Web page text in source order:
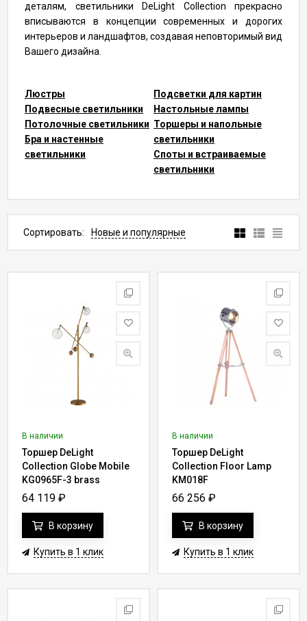
деталям, светильники DeLight Collection прекрасно
вписываются в концепции современных и дорогих
интерьеров и ландшафтов, создавая неповторимый вид
Вашего дизайна.
Люстры
Подвесные светильники
Потолочные светильники
Бра и настенные
светильники
Подсветки для картин
Настольные лампы
Торшеры и напольные
светильники
Споты и встраиваемые
светильники
Сортировать: Новые и популярные
В наличии
Торшер DeLight
Collection Globe Mobile
KG0965F-3 brass
64 119 ₽
В корзину
Купить в 1 клик
В наличии
Торшер DeLight
Collection Floor Lamp
KM018F
66 256 ₽
В корзину
Купить в 1 клик